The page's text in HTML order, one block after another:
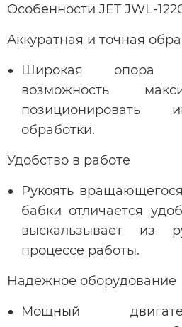
Особенности JET JWL-
Аккуратная и точная
Широкая опора
возможность
позиционировать
обработки.
Удобство в работе
Рукоять
бабки отличается
выскальзывает из
процессе работы.
Надежное оборудование
Мощный